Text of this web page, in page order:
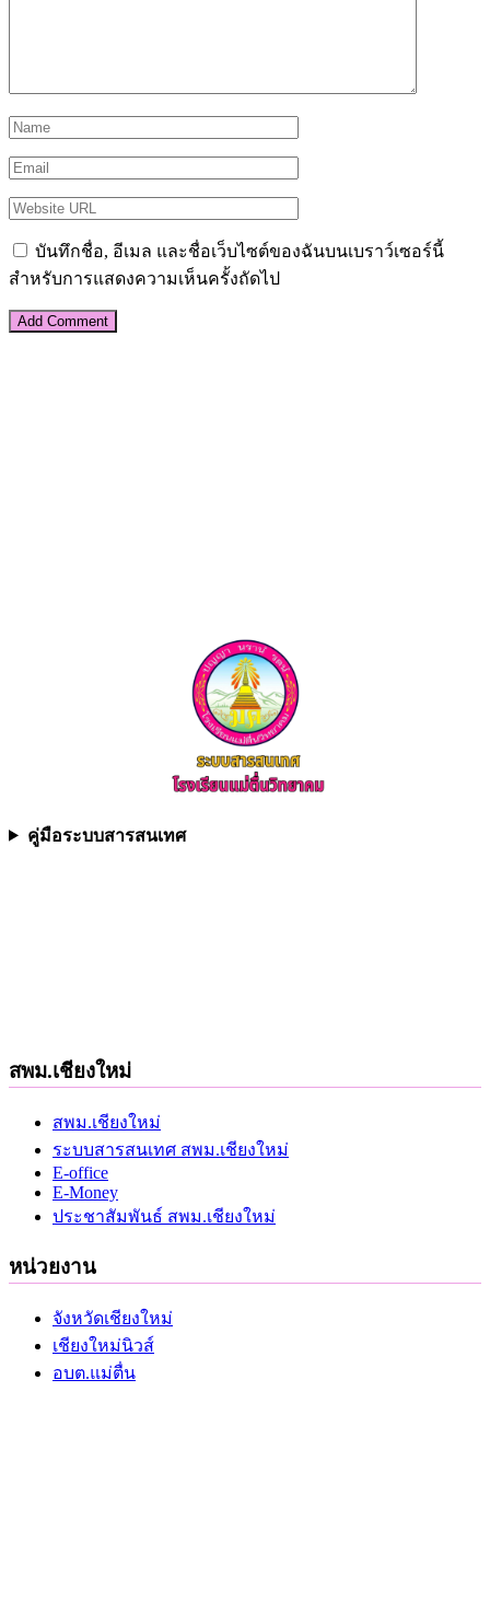
บันทึกชื่อ, อีเมล และชื่อเว็บไซต์ของฉันบนเบราว์เซอร์นี้
สำหรับการแสดงความเห็นครั้งถัดไป
คู่มือระบบสารสนเทศ
สพม.เชียงใหม่
สพม.เชียงใหม่
ระบบสารสนเทศ สพม.เชียงใหม่
E-office
E-Money
ประชาสัมพันธ์ สพม.เชียงใหม่
หน่วยงาน
จังหวัดเชียงใหม่
เชียงใหม่นิวส์
อบต.แม่ตื่น